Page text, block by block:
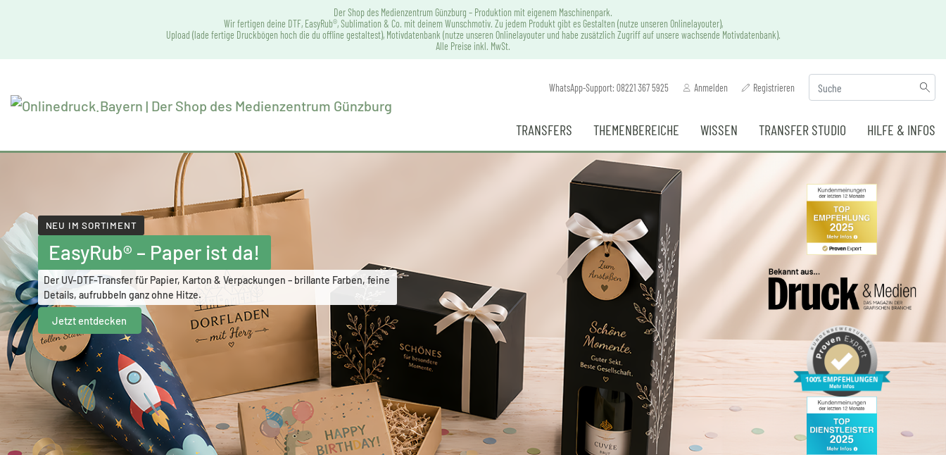
Der Shop des Medienzentrum Günzburg – Produktion mit eigenem Maschinenpark.
Wir fertigen deine DTF, EasyRub®, Sublimation & Co. mit deinem Wunschmotiv. Zu jedem Produkt gibt es Gestalten (nutze unseren Onlinelayouter),
Upload (lade fertige Druckbögen hoch die du offline gestaltest), Motivdatenbank (nutze unseren Onlinelayouter und habe zusätzlich Zugriff auf unsere wachsende Motivdatenbank).
Alle Preise inkl. MwSt.
WhatsApp-Support: 08221 367 5925 Anmelden Registrieren
TRANSFERS THEMENBEREICHE WISSEN TRANSFER STUDIO HILFE & INFOS
NEU IM SORTIMENT
EasyRub® – Paper ist da!
Der UV-DTF-Transfer für Papier, Karton & Verpackungen – brillante Farben, feine
Details, aufrubbeln ganz ohne Hitze.
Jetzt entdecken